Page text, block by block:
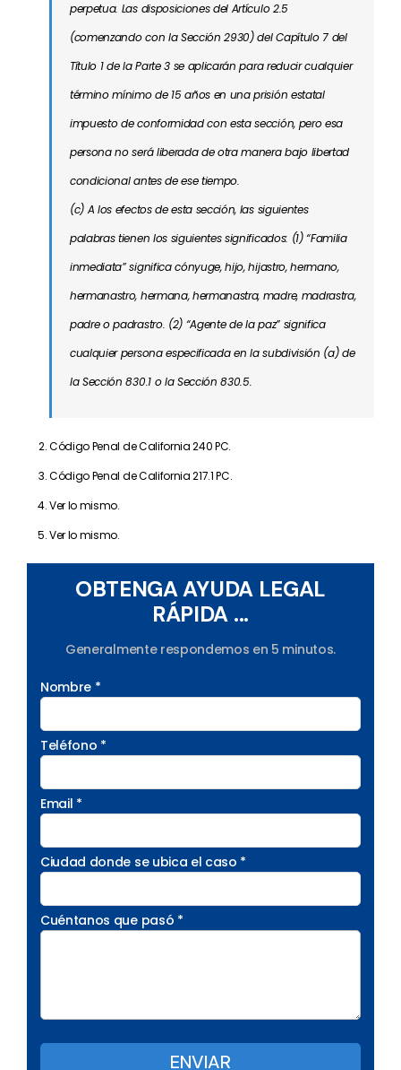
perpetua. Las disposiciones del Artículo 2.5
(comenzando con la Sección 2930) del Capítulo 7 del
Título 1 de la Parte 3 se aplicarán para reducir cualquier
término mínimo de 15 años en una prisión estatal
impuesto de conformidad con esta sección, pero esa
persona no será liberada de otra manera bajo libertad
condicional antes de ese tiempo.
(c) A los efectos de esta sección, las siguientes
palabras tienen los siguientes significados: (1) “Familia
inmediata” significa cónyuge, hijo, hijastro, hermano,
hermanastro, hermana, hermanastra, madre, madrastra,
padre o padrastro. (2) “Agente de la paz” significa
cualquier persona especificada en la subdivisión (a) de
la Sección 830.1 o la Sección 830.5.
Código Penal de California 240 PC.
Código Penal de California 217.1 PC.
Ver lo mismo.
Ver lo mismo.
OBTENGA AYUDA LEGAL
RÁPIDA ...
Generalmente respondemos en 5 minutos.
Nombre *
Teléfono *
Email *
Ciudad donde se ubica el caso *
Cuéntanos que pasó *